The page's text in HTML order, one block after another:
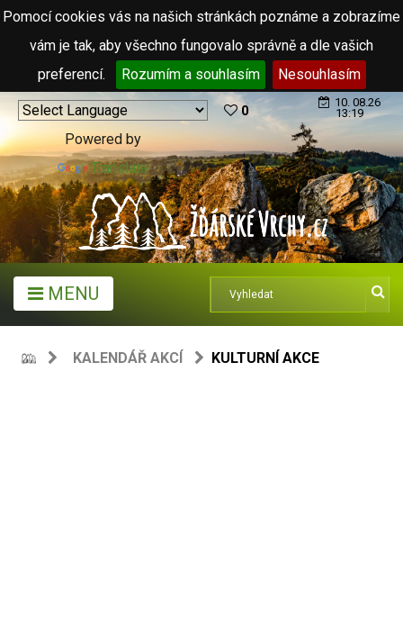
Pomocí cookies vás na našich stránkách poznáme a zobrazíme
vám je tak, aby všechno fungovalo správně a dle vašich
preferencí.
Rozumím a souhlasím Nesouhlasím
Powered by
Translate
0
10. 08.26
13:19
MENU
KALENDÁŘ AKCÍ KULTURNÍ AKCE